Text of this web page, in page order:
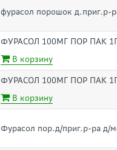
фурасол порошок д.приг.р-
ФУРАСОЛ 100МГ ПОР ПАК
В корзину
ФУРАСОЛ 100МГ ПОР ПАК
В корзину
Фурасол пор.д/приг.р-ра д/